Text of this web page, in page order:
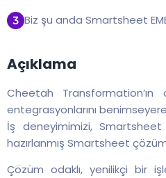
Biz şu anda Smartsheet
Açıklama
Cheetah
entegrasyonlarını
İş deneyimimizi, Smartsheet
hazırlanmış Smartsheet
Çözüm odaklı, yenilikçi bir